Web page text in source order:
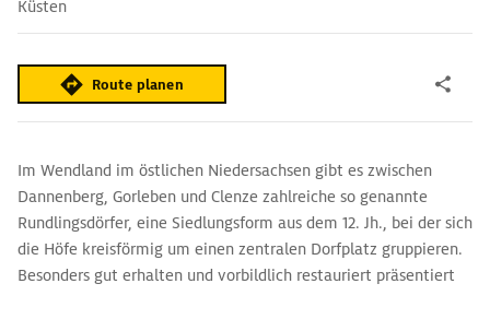
Küsten
Route planen
Im Wendland im östlichen Niedersachsen gibt es zwischen
Dannenberg, Gorleben und Clenze zahlreiche so genannte
Rundlingsdörfer, eine Siedlungsform aus dem 12. Jh., bei der sich
die Höfe kreisförmig um einen zentralen Dorfplatz gruppieren.
Besonders gut erhalten und vorbildlich restauriert präsentiert